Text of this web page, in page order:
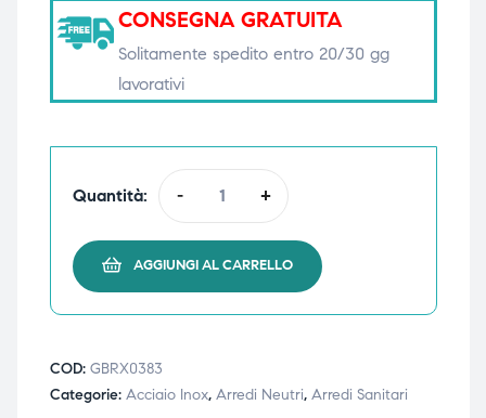
CONSEGNA GRATUITA
Solitamente spedito entro 20/30 gg
lavorativi
Quantità: - +
AGGIUNGI AL CARRELLO
COD: GBRX0383
Categorie: Acciaio Inox, Arredi Neutri, Arredi Sanitari